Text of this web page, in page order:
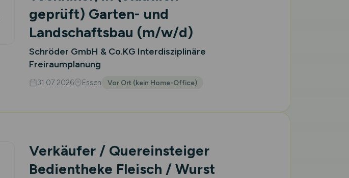
geprüft) Garten- und
Landschaftsbau (m/w/d)
Schröder GmbH & Co.KG Interdisziplinäre
Freiraumplanung
31.07.2026 Essen Vor Ort (kein Home-Office)
Verkäufer / Quereinsteiger
Bedientheke Fleisch / Wurst